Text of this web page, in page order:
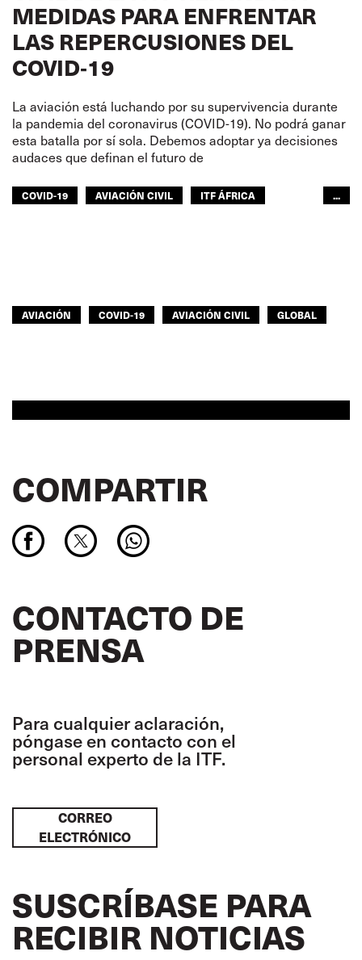
MEDIDAS PARA ENFRENTAR
LAS REPERCUSIONES DEL
COVID‑19
La aviación está luchando por su supervivencia durante
la pandemia del coronavirus (COVID-19). No podrá ganar
esta batalla por sí sola. Debemos adoptar ya decisiones
audaces que definan el futuro de
COVID-19 AVIACIÓN CIVIL
ITF ÁFRICA
...
AVIACIÓN COVID-19 AVIACIÓN CIVIL GLOBAL
COMPARTIR
CONTACTO DE
PRENSA
Para cualquier aclaración,
póngase en contacto con el
personal experto de la ITF.
CORREO
ELECTRÓNICO
SUSCRÍBASE PARA
RECIBIR NOTICIAS